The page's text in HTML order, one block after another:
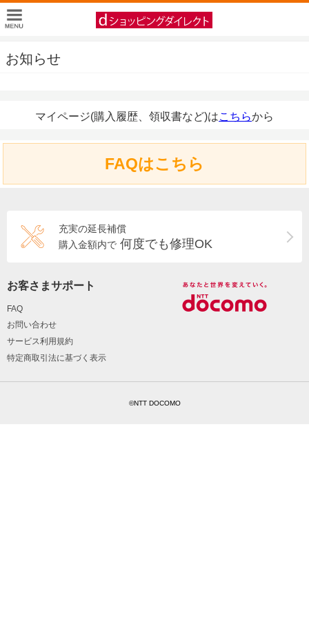
お知らせ
マイページ(購入履歴、領収書など)はこちらから
FAQはこちら
充実の延長補償
購入金額内で 何度でも修理OK
お客さまサポート
FAQ
お問い合わせ
サービス利用規約
特定商取引法に基づく表示
©NTT DOCOMO